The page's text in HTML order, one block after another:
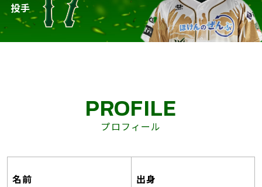
投手
PROFILE
プロフィール
名前 出身